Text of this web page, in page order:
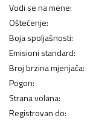
Vodi se na mene:
Oštećenje:
Boja spoljašnosti:
Emisioni standard:
Broj brzina mjenjača:
Pogon:
Strana volana:
Registrovan do: